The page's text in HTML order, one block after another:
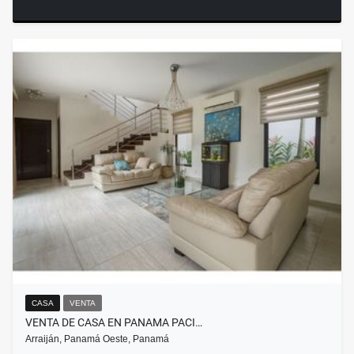
CASA VENTA
VENTA DE CASA EN PANAMA PACI…
Arraiján, Panamá Oeste, Panamá